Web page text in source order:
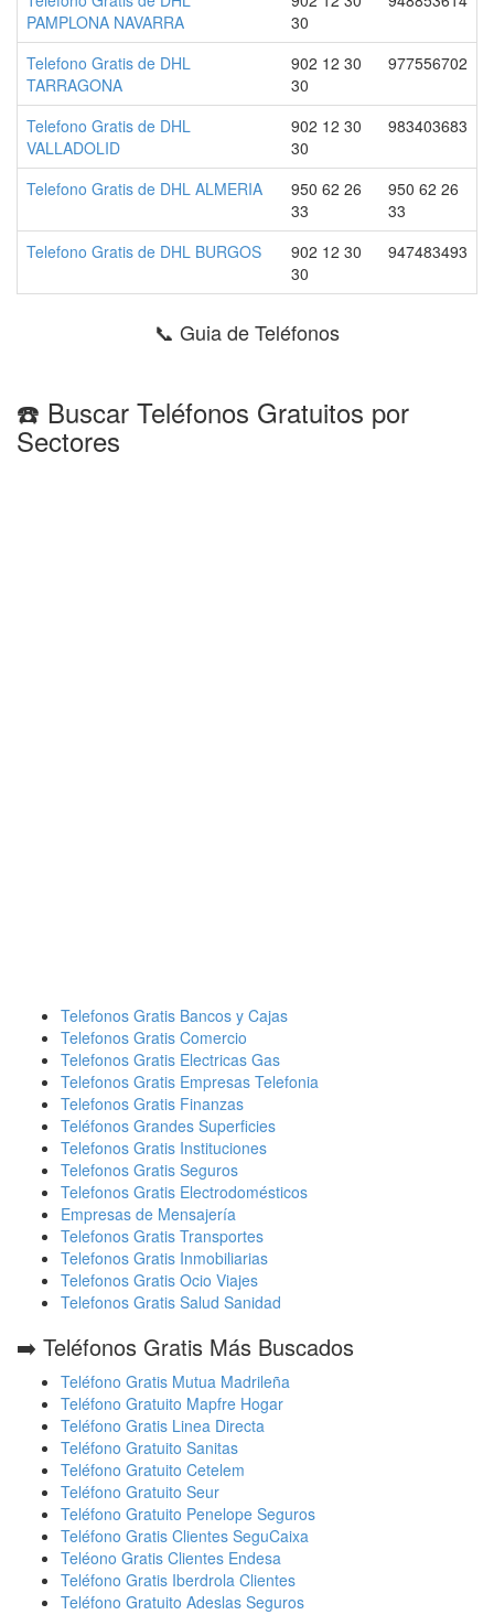
PAMPLONA NAVARRA
30
Telefono Gratis de DHL
TARRAGONA
902 12 30
30
977556702
Telefono Gratis de DHL
VALLADOLID
902 12 30
30
983403683
Telefono Gratis de DHL ALMERIA
950 62 26
33
950 62 26
33
Telefono Gratis de DHL BURGOS
902 12 30
30
947483493
📞 Guia de Teléfonos
☎️ Buscar Teléfonos Gratuitos por
Sectores
Telefonos Gratis Bancos y Cajas
Telefonos Gratis Comercio
Telefonos Gratis Electricas Gas
Telefonos Gratis Empresas Telefonia
Telefonos Gratis Finanzas
Teléfonos Grandes Superficies
Telefonos Gratis Instituciones
Telefonos Gratis Seguros
Telefonos Gratis Electrodomésticos
Empresas de Mensajería
Telefonos Gratis Transportes
Telefonos Gratis Inmobiliarias
Telefonos Gratis Ocio Viajes
Telefonos Gratis Salud Sanidad
➡️ Teléfonos Gratis Más Buscados
Teléfono Gratis Mutua Madrileña
Teléfono Gratuito Mapfre Hogar
Teléfono Gratis Linea Directa
Teléfono Gratuito Sanitas
Teléfono Gratuito Cetelem
Teléfono Gratuito Seur
Teléfono Gratuito Penelope Seguros
Teléfono Gratis Clientes SeguCaixa
Teléono Gratis Clientes Endesa
Teléfono Gratis Iberdrola Clientes
Teléfono Gratuito Adeslas Seguros